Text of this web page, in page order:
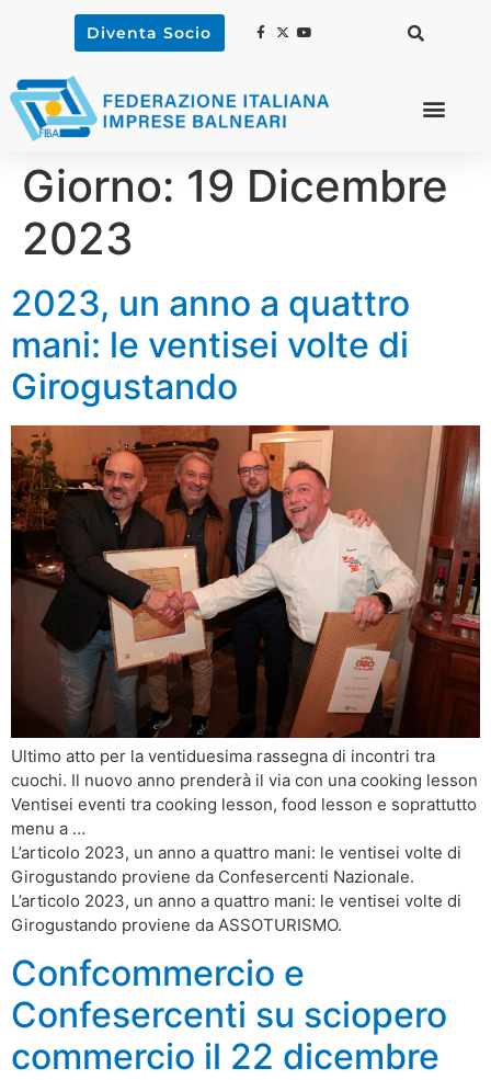
Diventa Socio
Giorno: 19 Dicembre
2023
2023, un anno a quattro
mani: le ventisei volte di
Girogustando
Ultimo atto per la ventiduesima rassegna di incontri tra
cuochi. Il nuovo anno prenderà il via con una cooking lesson
Ventisei eventi tra cooking lesson, food lesson e soprattutto
menu a …
L’articolo 2023, un anno a quattro mani: le ventisei volte di
Girogustando proviene da Confesercenti Nazionale.
L’articolo 2023, un anno a quattro mani: le ventisei volte di
Girogustando proviene da ASSOTURISMO.
Confcommercio e
Confesercenti su sciopero
commercio il 22 dicembre